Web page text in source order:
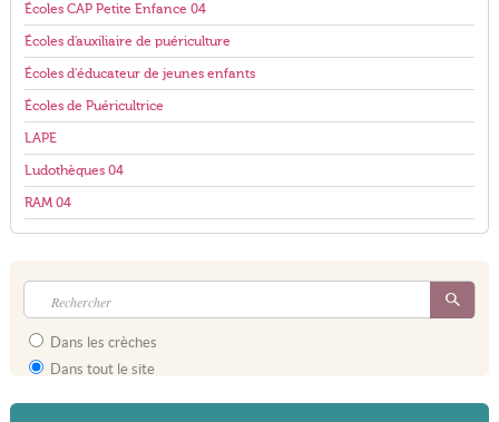
Écoles CAP Petite Enfance 04
Écoles d'auxiliaire de puériculture
Écoles d'éducateur de jeunes enfants
Écoles de Puéricultrice
LAPE
Ludothèques 04
RAM 04
Dans les crèches
Dans tout le site